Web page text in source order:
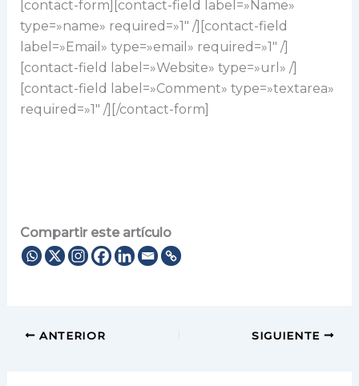
[contact-form][contact-field label=»Name»
type=»name» required=»1″ /][contact-field
label=»Email» type=»email» required=»1″ /]
[contact-field label=»Website» type=»url» /]
[contact-field label=»Comment» type=»textarea»
required=»1″ /][/contact-form]
Compartir este artículo
ANTERIOR SIGUIENTE